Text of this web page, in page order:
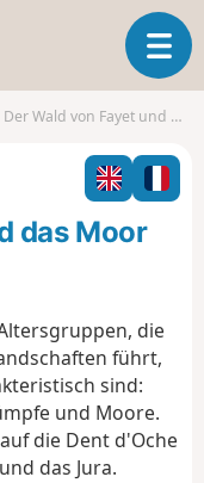
T
o
g
l
n
a
t
n
Der Wald von Fayet und das Moor von Piolan
das Moor
die
führt,
sind:
und Moore.
die Dent d'Oche
das Jura.